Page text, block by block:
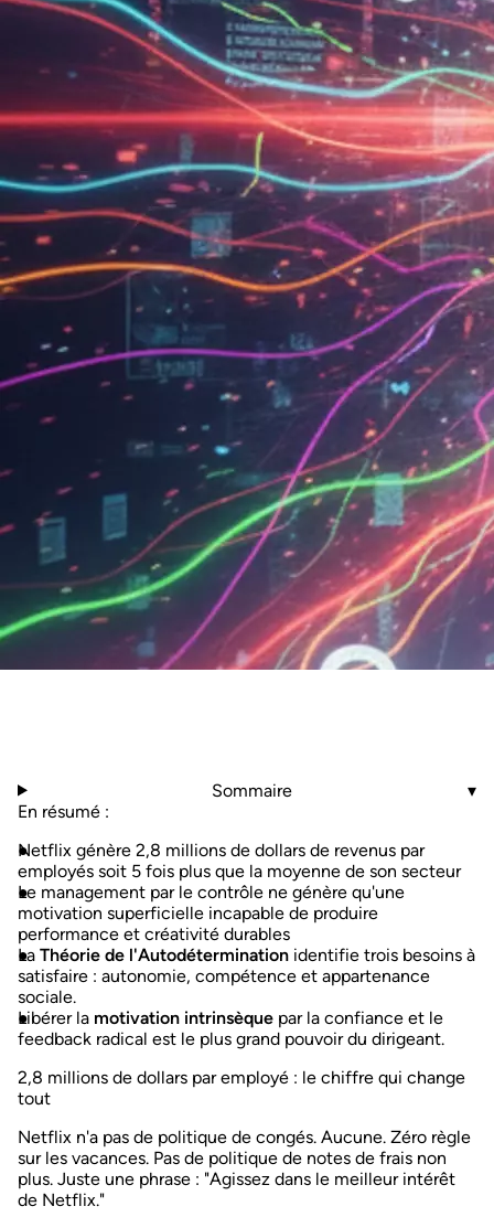
Sommaire
▾
En résumé :
Netflix génère 2,8 millions de dollars de revenus par
employés soit 5 fois plus que la moyenne de son secteur
Le management par le contrôle ne génère qu'une
motivation superficielle incapable de produire
performance et créativité durables
La Théorie de l'Autodétermination identifie trois besoins à
satisfaire : autonomie, compétence et appartenance
sociale.
Libérer la motivation intrinsèque par la confiance et le
feedback radical est le plus grand pouvoir du dirigeant.
2,8 millions de dollars par employé : le chiffre qui change
tout
Netflix n'a pas de politique de congés. Aucune. Zéro règle
sur les vacances. Pas de politique de notes de frais non
plus. Juste une phrase : "Agissez dans le meilleur intérêt
de Netflix."